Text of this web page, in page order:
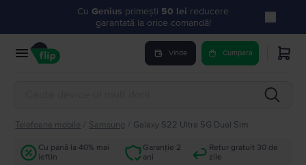
Cu Genius primești 50 lei reducere
garantată la orice comandă!
Vinde Cumpara
Telefoane mobile Samsung Galaxy S22 Ultra 5G Dual Sim
Cu până la 40% mai
ieftin
Garanție 2
ani
Retur gratuit 30 de
zile